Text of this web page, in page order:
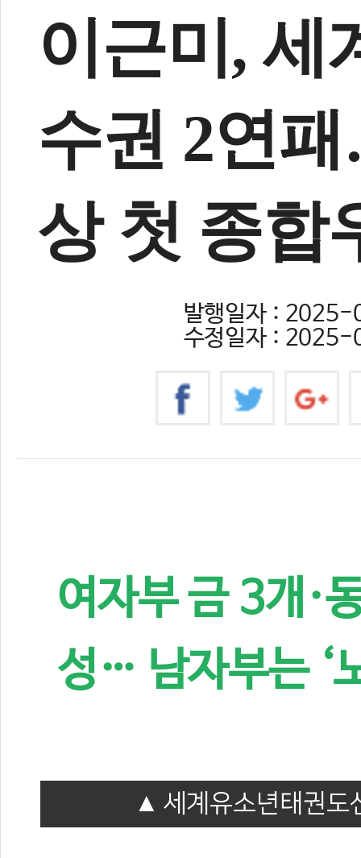
이근미, 세
수권 2연
상 첫 종합
발행일자 :
수정일자 :
여자부 금 3개·
성… 남자부는 ‘
세계유소년태권도